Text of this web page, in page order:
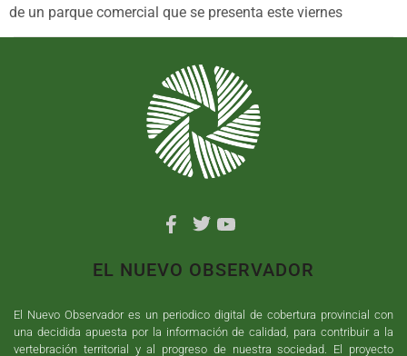
de un parque comercial que se presenta este viernes
EL NUEVO OBSERVADOR
El Nuevo Observador es un periodico digital de cobertura provincial con
una decidida apuesta por la información de calidad, para contribuir a la
vertebración territorial y al progreso de nuestra sociedad. El proyecto